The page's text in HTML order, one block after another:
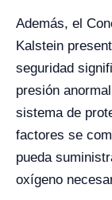
Además, el
Kalstein
seguridad
presión
sistema de
factores se
pueda
oxígeno